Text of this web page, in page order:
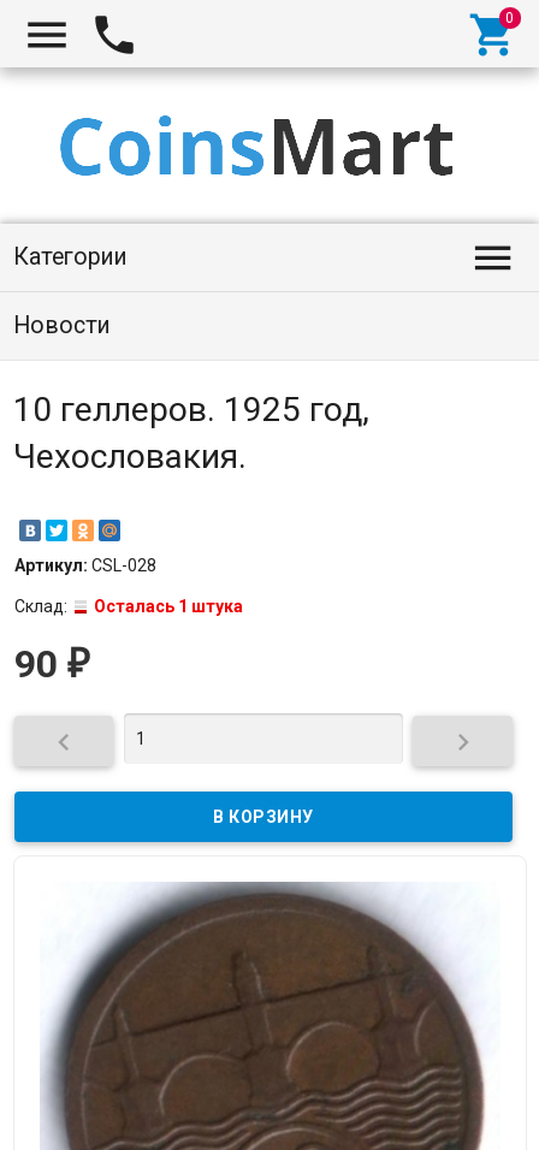
  
Категории 
Новости
10 геллеров. 1925 год,
Чехословакия.
Артикул: CSL-028
Склад: Осталась 1 штука
90 ₽
 